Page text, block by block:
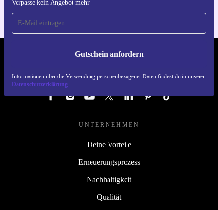
Verpasse kein Angebot mehr
Gutschein anfordern
Informationen über die Verwendung personenbezogener Daten findest du in unserer
Datenschutzerklärung
REFURBED DEUTSCHLAND - RETHINK NEW.
FOLGE UNS
UNTERNEHMEN
Deine Vorteile
Erneuerungsprozess
Nachhaltigkeit
Qualität